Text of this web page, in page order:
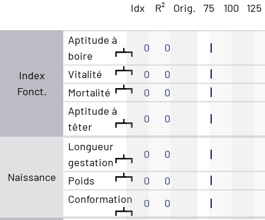
Idx
R² Orig. 75 100 125
Index
Fonct.
Aptitude à
boire
0 0
Vitalité 0
0
Mortalité
0
0
Aptitude à
têter
0 0
Naissance
Longueur
gestation
0 0
Poids 0
0
Conformation
0 0